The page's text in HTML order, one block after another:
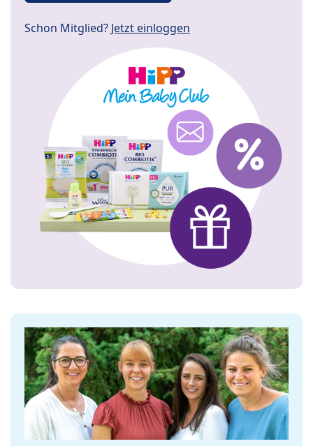
Schon Mitglied? Jetzt einloggen